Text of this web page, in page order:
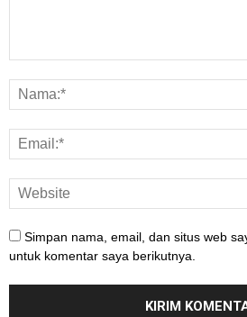
Simpan nama, email, dan situs web
untuk komentar saya berikutnya.